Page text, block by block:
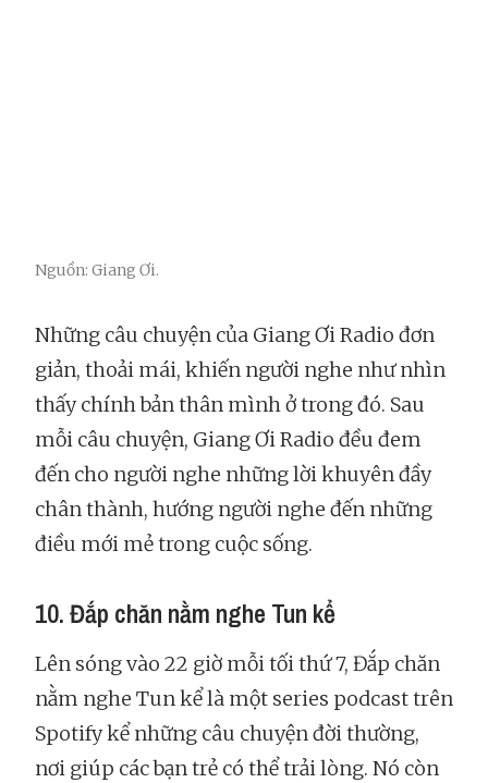
Nguồn: Giang Ơi.
Những câu chuyện của Giang Ơi Radio đơn
giản, thoải mái, khiến người nghe như nhìn
thấy chính bản thân mình ở trong đó. Sau
mỗi câu chuyện, Giang Ơi Radio đều đem
đến cho người nghe những lời khuyên đầy
chân thành, hướng người nghe đến những
điều mới mẻ trong cuộc sống.
10. Đắp chăn nằm nghe Tun kể
Lên sóng vào 22 giờ mỗi tối thứ 7, Đắp chăn
nằm nghe Tun kể là một series podcast trên
Spotify kể những câu chuyện đời thường,
nơi giúp các bạn trẻ có thể trải lòng. Nó còn